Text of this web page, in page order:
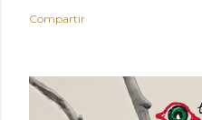
Compartir